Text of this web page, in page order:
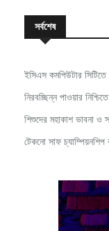
নিরবচ্ছিন্ন পাওয়ার
শিশুদের মহাকাশ ভাবনা ও
টেকনো সাফ